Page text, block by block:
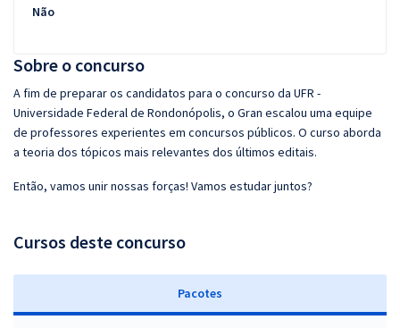
Sobre o concurso
A fim de preparar os candidatos para o concurso da UFR -
Universidade Federal de Rondonópolis, o Gran escalou uma equipe
de professores experientes em concursos públicos. O curso aborda
a teoria dos tópicos mais relevantes dos últimos editais.
Então, vamos unir nossas forças! Vamos estudar juntos?
Cursos deste concurso
Pacotes
Não